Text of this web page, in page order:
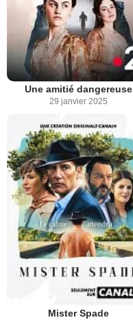
Une amitié dangereuse
29 janvier 2025
Mister Spade